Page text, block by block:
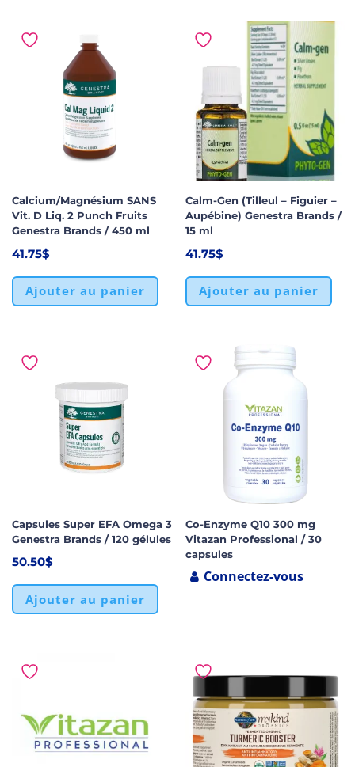
Calcium/Magnésium SANS
Vit. D Liq. 2 Punch Fruits
Genestra Brands / 450 ml
41.75$
Ajouter au panier
Calm-Gen (Tilleul – Figuier –
Aupébine) Genestra Brands /
15 ml
41.75$
Ajouter au panier
Capsules Super EFA Omega 3
Genestra Brands / 120 gélules
50.50$
Ajouter au panier
Co-Enzyme Q10 300 mg
Vitazan Professional / 30
capsules
Connectez-vous